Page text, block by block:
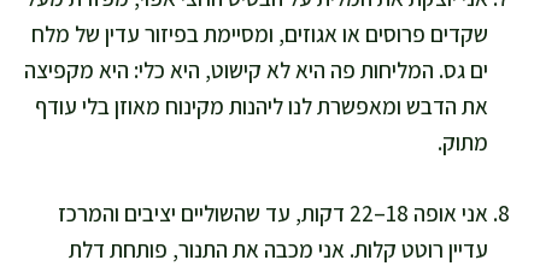
שקדים פרוסים או אגוזים, ומסיימת בפיזור עדין של מלח
ים גס. המליחות פה היא לא קישוט, היא כלי: היא מקפיצה
את הדבש ומאפשרת לנו ליהנות מקינוח מאוזן בלי עודף
מתוק.
אני אופה 18–22 דקות, עד שהשוליים יציבים והמרכז
עדיין רוטט קלות. אני מכבה את התנור, פותחת דלת